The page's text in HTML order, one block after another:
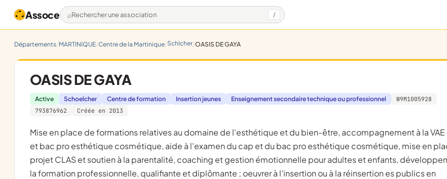
Assoce Rechercher une association /
Départements MARTINIQUE Centre de la Martinique Schlcher OASIS DE GAYA
OASIS DE GAYA
Active Schoelcher Centre de formation Insertion jeunes Enseignement secondaire technique ou professionnel
W9M1005928
793876962
Créée en 2013
mise en place de formations relatives au domaine de l'esthétique et du bien-être, accompagnement à la VAE de cap
et bac pro esthétique cosmétique, aide à l'examen du cap et du bac pro esthétique cosmétique, mise en
projet CLAS et soutien à la parentalité, coaching et gestion émotionnelle pour adultes et enfants,
la formation professionnelle, qualifiante et diplômante ; oeuvrer à l'insertion ou à la réinsertion es publics en